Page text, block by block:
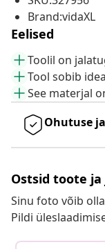
Brand:vidaXL
Eelised
Toolil on
Tool sobib
See materjal
Ohutuse
Ostsid toote ja
Sinu foto võib
Pildi